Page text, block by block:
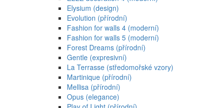
Elysium (design)
Evolution (přírodní)
Fashion for walls 4 (moderní)
Fashion for walls 5 (moderní)
Forest Dreams (přírodní)
Gentle (expresivní)
La Terrasse (středomořské vzory)
Martinique (přírodní)
Mellisa (přírodní)
Opus (elegance)